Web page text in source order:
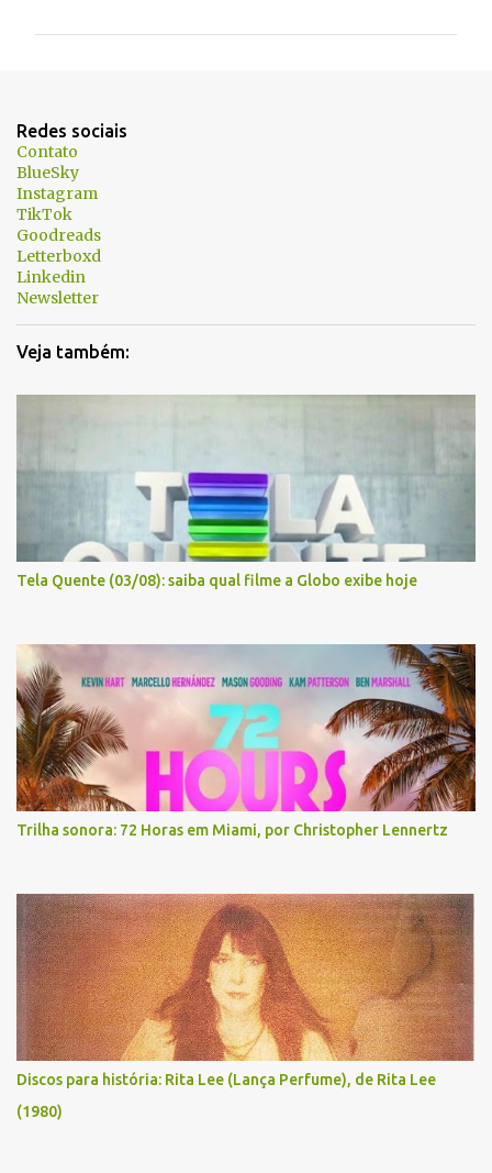
á
r
i
o
s
Redes sociais
Contato
BlueSky
Instagram
TikTok
Goodreads
Letterboxd
Linkedin
Newsletter
Veja também:
Tela Quente (03/08): saiba qual filme a Globo exibe hoje
Trilha sonora: 72 Horas em Miami, por Christopher Lennertz
Discos para história: Rita Lee (Lança Perfume), de Rita Lee
(1980)